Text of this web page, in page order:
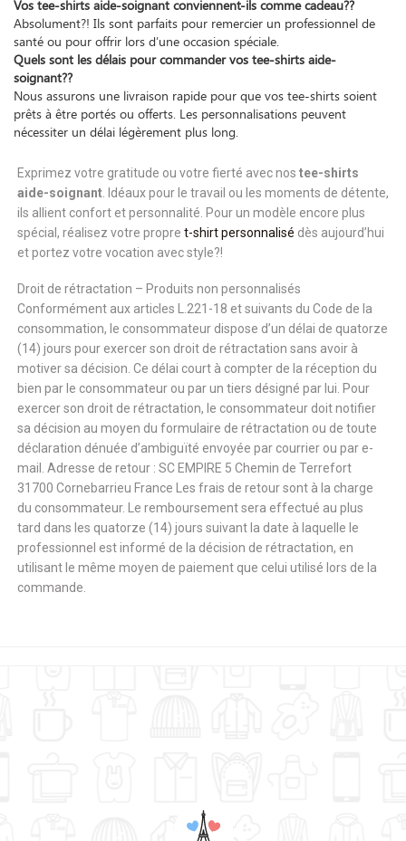
Vos tee-shirts aide-soignant conviennent-ils comme cadeau??
Absolument?! Ils sont parfaits pour remercier un professionnel de
santé ou pour offrir lors d’une occasion spéciale.
Quels sont les délais pour commander vos tee-shirts aide-
soignant??
Nous assurons une livraison rapide pour que vos tee-shirts soient
prêts à être portés ou offerts. Les personnalisations peuvent
nécessiter un délai légèrement plus long.
Exprimez votre gratitude ou votre fierté avec nos tee-shirts
aide-soignant . Idéaux pour le travail ou les moments de détente,
ils allient confort et personnalité. Pour un modèle encore plus
spécial, réalisez votre propre t-shirt personnalisé dès aujourd’hui
et portez votre vocation avec style?!
Droit de rétractation – Produits non personnalisés
Conformément aux articles L.221-18 et suivants du Code de la
consommation, le consommateur dispose d’un délai de quatorze
(14) jours pour exercer son droit de rétractation sans avoir à
motiver sa décision. Ce délai court à compter de la réception du
bien par le consommateur ou par un tiers désigné par lui. Pour
exercer son droit de rétractation, le consommateur doit notifier
sa décision au moyen du formulaire de rétractation ou de toute
déclaration dénuée d’ambiguïté envoyée par courrier ou par e-
mail. Adresse de retour : SC EMPIRE 5 Chemin de Terrefort
31700 Cornebarrieu France Les frais de retour sont à la charge
du consommateur. Le remboursement sera effectué au plus
tard dans les quatorze (14) jours suivant la date à laquelle le
professionnel est informé de la décision de rétractation, en
utilisant le même moyen de paiement que celui utilisé lors de la
commande.